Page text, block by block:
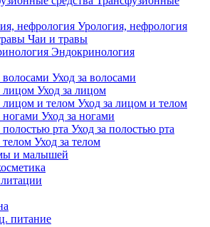
Урология, нефрология
Чаи и травы
Эндокринология
Уход за волосами
Уход за лицом
Уход за лицом и телом
Уход за ногами
Уход за полостью рта
Уход за телом
и малышей
питание